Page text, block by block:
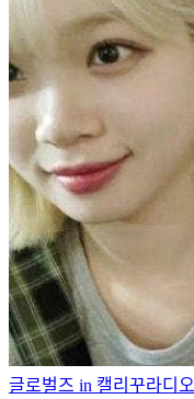
글로벌즈 in 캘리 꾸라디오